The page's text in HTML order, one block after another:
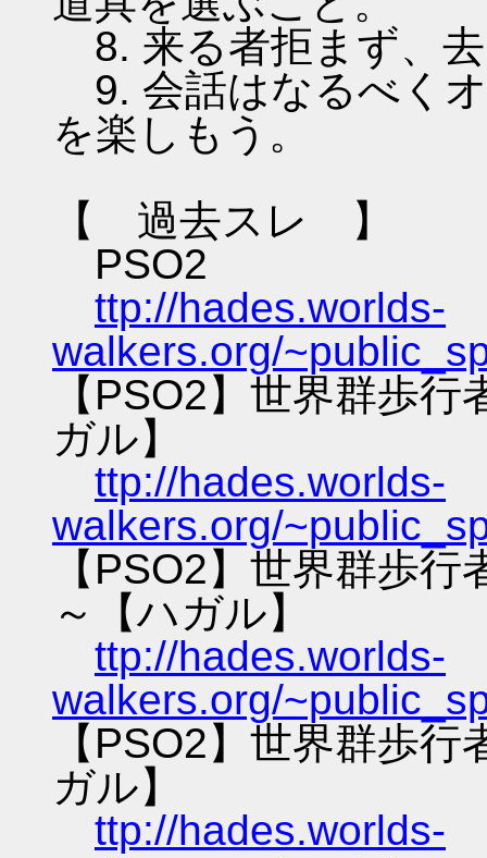
8. 来る者拒まず、
9. 会話はなるべく
を楽しもう。
【 過去スレ 】
PSO2
ttp://hades.worlds-
walkers.org/
【PSO2】世界群歩
ガル】
ttp://hades.worlds-
walkers.org/
【PSO2】世界群歩
～【ハガル】
ttp://hades.worlds-
walkers.org/
【PSO2】世界群歩
ガル】
ttp://hades.worlds-